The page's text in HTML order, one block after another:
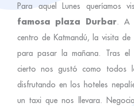
Para aquel Lunes queríamos
famosa plaza Durbar. A
centro de Katmandú, la visita de
para pasar la mañana. Tras el
cierto nos gustó como todos
disfrutando en los hoteles
un taxi que nos llevara.